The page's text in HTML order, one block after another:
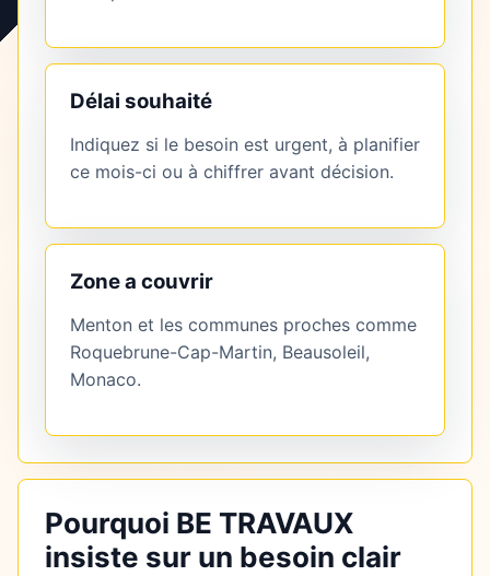
Délai souhaité
Indiquez si le besoin est urgent, à planifier
ce mois-ci ou à chiffrer avant décision.
Zone a couvrir
Menton et les communes proches comme
Roquebrune-Cap-Martin, Beausoleil,
Monaco.
Pourquoi BE TRAVAUX
insiste sur un besoin clair